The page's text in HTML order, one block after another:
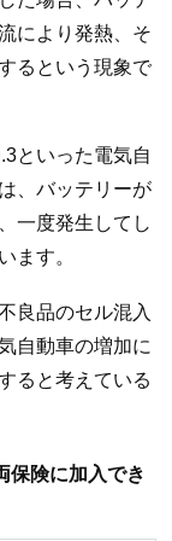
により発熱、そ
るという現象で
といった電気自
、バッテリーが
一度発生してし
ます。
良品のセル混入
自動車の増加に
ると考えている
保険に加入でき